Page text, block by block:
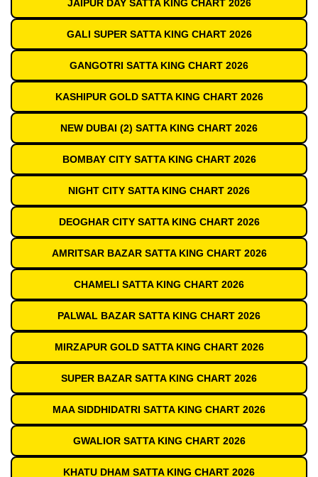
JAIPUR DAY SATTA KING CHART 2026
GALI SUPER SATTA KING CHART 2026
GANGOTRI SATTA KING CHART 2026
KASHIPUR GOLD SATTA KING CHART 2026
NEW DUBAI (2) SATTA KING CHART 2026
BOMBAY CITY SATTA KING CHART 2026
NIGHT CITY SATTA KING CHART 2026
DEOGHAR CITY SATTA KING CHART 2026
AMRITSAR BAZAR SATTA KING CHART 2026
CHAMELI SATTA KING CHART 2026
PALWAL BAZAR SATTA KING CHART 2026
MIRZAPUR GOLD SATTA KING CHART 2026
SUPER BAZAR SATTA KING CHART 2026
MAA SIDDHIDATRI SATTA KING CHART 2026
GWALIOR SATTA KING CHART 2026
KHATU DHAM SATTA KING CHART 2026